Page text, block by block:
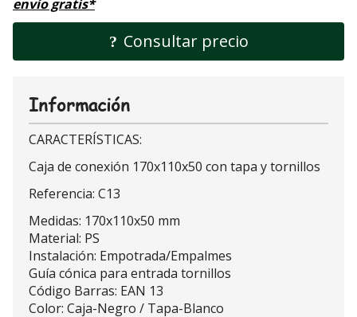
envío gratis*
Consultar precio
Información
CARACTERÍSTICAS:
Caja de conexión 170x110x50 con tapa y tornillos
Referencia: C13
Medidas: 170x110x50 mm
Material: PS
Instalación: Empotrada/Empalmes
Guía cónica para entrada tornillos
Código Barras: EAN 13
Color: Caja-Negro / Tapa-Blanco